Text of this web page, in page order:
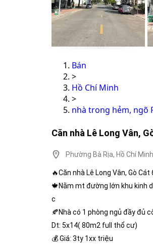
Bán
>
Hồ Chí Minh
>
nhà trong hẻm, ngõ
Căn nhà Lê Long Vân,
Phường Bà Rịa, Hồ Chí Minh
🔥Căn nhà Lê Long Vân, Gò Cát
🍁Nằm mt đường lớn khu kinh
c
🍂Nhà có 1 phòng ngủ đầy đủ
Dt: 5x14( 80m2 full thổ cư)
💰 Giá: 3ty 1xx triệu